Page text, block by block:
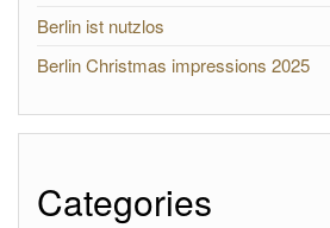
Berlin ist nutzlos
Berlin Christmas impressions 2025
Categories